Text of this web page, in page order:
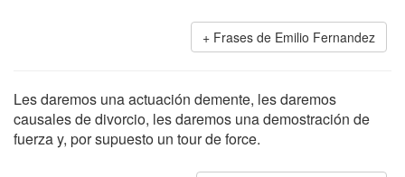
Frases de Emilio Fernandez
Les daremos una actuación demente, les daremos
causales de divorcio, les daremos una demostración de
fuerza y, por supuesto un tour de force.